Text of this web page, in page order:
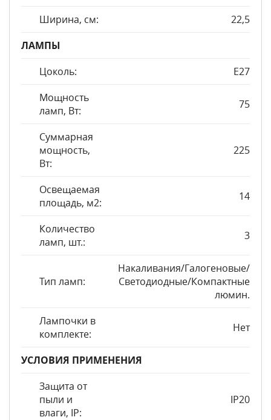
Ширина, см:
22,5
ЛАМПЫ
Цоколь:
E27
Мощность
ламп, Вт:
75
Суммарная
мощность,
Вт:
225
Освещаемая
площадь, м2:
14
Количество
ламп, шт.:
3
Тип ламп:
Накаливания/Галогеновые/
Светодиодные/Компактные
люмин.
Лампочки в
комплекте:
Нет
УСЛОВИЯ ПРИМЕНЕНИЯ
Защита от
пыли и
влаги, IP:
IP20